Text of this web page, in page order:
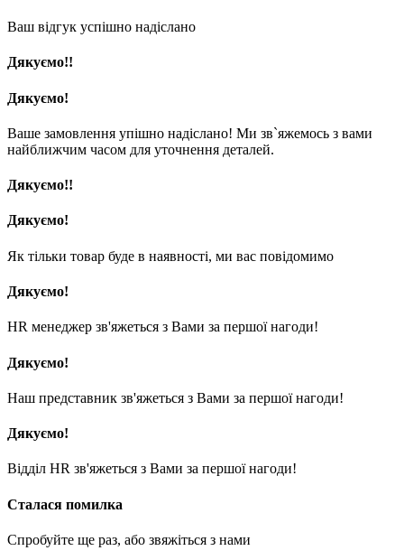
Ваш відгук успішно надіслано
Дякуємо!!
Дякуємо!
Ваше замовлення упішно надіслано! Ми зв`яжемось з вами
найближчим часом для уточнення деталей.
Дякуємо!!
Дякуємо!
Як тільки товар буде в наявності, ми вас повідомимо
Дякуємо!
HR менеджер зв'яжеться з Вами за першої нагоди!
Дякуємо!
Наш представник зв'яжеться з Вами за першої нагоди!
Дякуємо!
Відділ HR зв'яжеться з Вами за першої нагоди!
Сталася помилка
Спробуйте ще раз, або звяжіться з нами